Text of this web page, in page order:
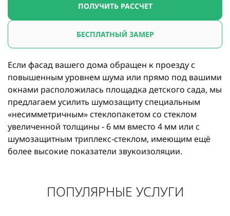
ПОЛУЧИТЬ РАССЧЕТ
БЕСПЛАТНЫЙ ЗАМЕР
Если фасад вашего дома обращен к проезду с
повышенным уровнем шума или прямо под вашими
окнами расположилась площадка детского сада, мы
предлагаем усилить шумозащиту специальным
«несимметричным» стеклопакетом со стеклом
увеличенной толщины - 6 мм вместо 4 мм или с
шумозащитным триплекс-стеклом, имеющим ещё
более высокие показатели звукоизоляции.
ПОПУЛЯРНЫЕ УСЛУГИ